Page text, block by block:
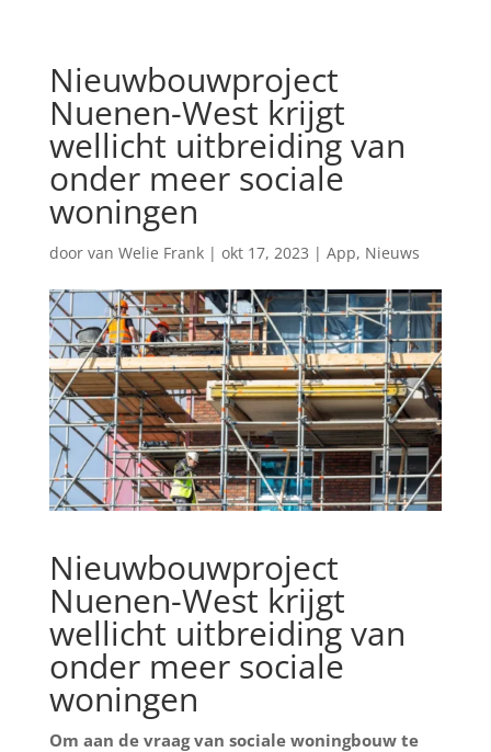
Nieuwbouwproject
Nuenen-West krijgt
wellicht uitbreiding van
onder meer sociale
woningen
door van Welie Frank| okt 17, 2023 | App, Nieuws
Nieuwbouwproject
Nuenen-West krijgt
wellicht uitbreiding van
onder meer sociale
woningen
Om aan de vraag van sociale woningbouw te